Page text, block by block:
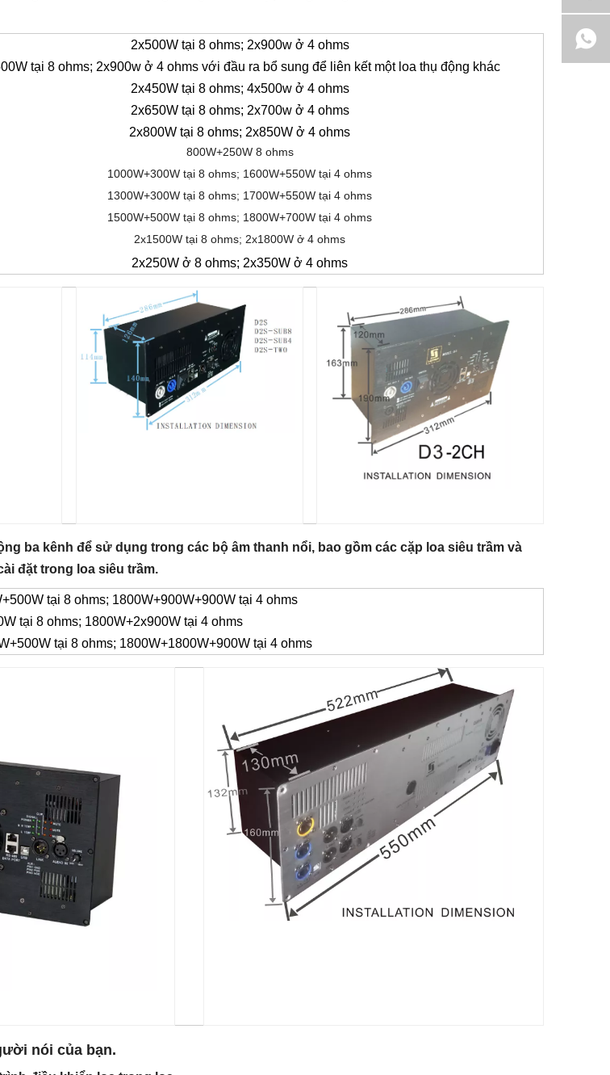
2x500W tại 8 ohms; 2x900w ở 4 ohms
tại 8 ohms; 2x900w ở 4 ohms với đầu ra bổ sung để liên kết một loa thụ động khác
2x450W tại 8 ohms; 4x500w ở 4 ohms
2x650W tại 8 ohms; 2x700w ở 4 ohms
2x800W tại 8 ohms; 2x850W ở 4 ohms
800W+250W 8 ohms
1000W+300W tại 8 ohms; 1600W+550W tại 4 ohms
1300W+300W tại 8 ohms; 1700W+550W tại 4 ohms
1500W+500W tại 8 ohms; 1800W+700W tại 4 ohms
2x1500W tại 8 ohms; 2x1800W ở 4 ohms
2x250W ở 8 ohms; 2x350W ở 4 ohms
ba kênh để sử dụng trong các bộ âm thanh nổi, bao gồm các cặp loa siêu trầm và
đặt trong loa siêu trầm.
tại 8 ohms; 1800W+900W+900W tại 4 ohms
tại 8 ohms; 1800W+2x900W tại 4 ohms
tại 8 ohms; 1800W+1800W+900W tại 4 ohms
nói của bạn.